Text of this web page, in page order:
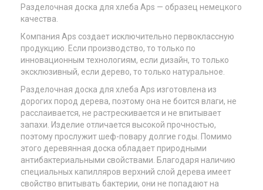
Разделочная доска для хлеба Арs — образец немецкого
качества.
Компания Арs создает исключительно первоклассную
продукцию. Если производство, то только по
инновационным технологиям, если дизайн, то только
эксклюзивный, если дерево, то только натуральное.
Разделочная доска для хлеба Арs изготовлена из
дорогих пород дерева, поэтому она не боится влаги, не
расслаивается, не растрескивается и не впитывает
запахи. Изделие отличается высокой прочностью,
поэтому прослужит шеф-повару долгие годы. Помимо
этого деревянная доска обладает природными
антибактериальными свойствами. Благодаря наличию
специальных капилляров верхний слой дерева имеет
свойство впитывать бактерии, они не попадают на